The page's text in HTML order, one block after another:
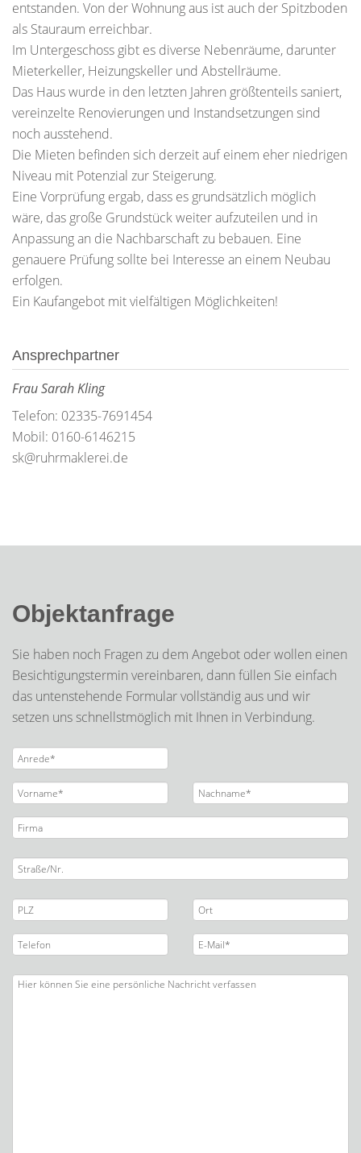
entstanden. Von der Wohnung aus ist auch der Spitzboden
als Stauraum erreichbar.
Im Untergeschoss gibt es diverse Nebenräume, darunter
Mieterkeller, Heizungskeller und Abstellräume.
Das Haus wurde in den letzten Jahren größtenteils saniert,
vereinzelte Renovierungen und Instandsetzungen sind
noch ausstehend.
Die Mieten befinden sich derzeit auf einem eher niedrigen
Niveau mit Potenzial zur Steigerung.
Eine Vorprüfung ergab, dass es grundsätzlich möglich
wäre, das große Grundstück weiter aufzuteilen und in
Anpassung an die Nachbarschaft zu bebauen. Eine
genauere Prüfung sollte bei Interesse an einem Neubau
erfolgen.
Ein Kaufangebot mit vielfältigen Möglichkeiten!
Ansprechpartner
Frau Sarah Kling
Telefon: 02335-7691454
Mobil: 0160-6146215
sk@ruhrmaklerei.de
Objektanfrage
Sie haben noch Fragen zu dem Angebot oder wollen einen
Besichtigungstermin vereinbaren, dann füllen Sie einfach
das untenstehende Formular vollständig aus und wir
setzen uns schnellstmöglich mit Ihnen in Verbindung.